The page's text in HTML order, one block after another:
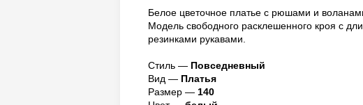
Белое цветочное платье с рюшами и
Модель свободного расклешенного кроя с
резинками рукавами.
Стиль — Повседневный
Вид — Платья
Размер — 140